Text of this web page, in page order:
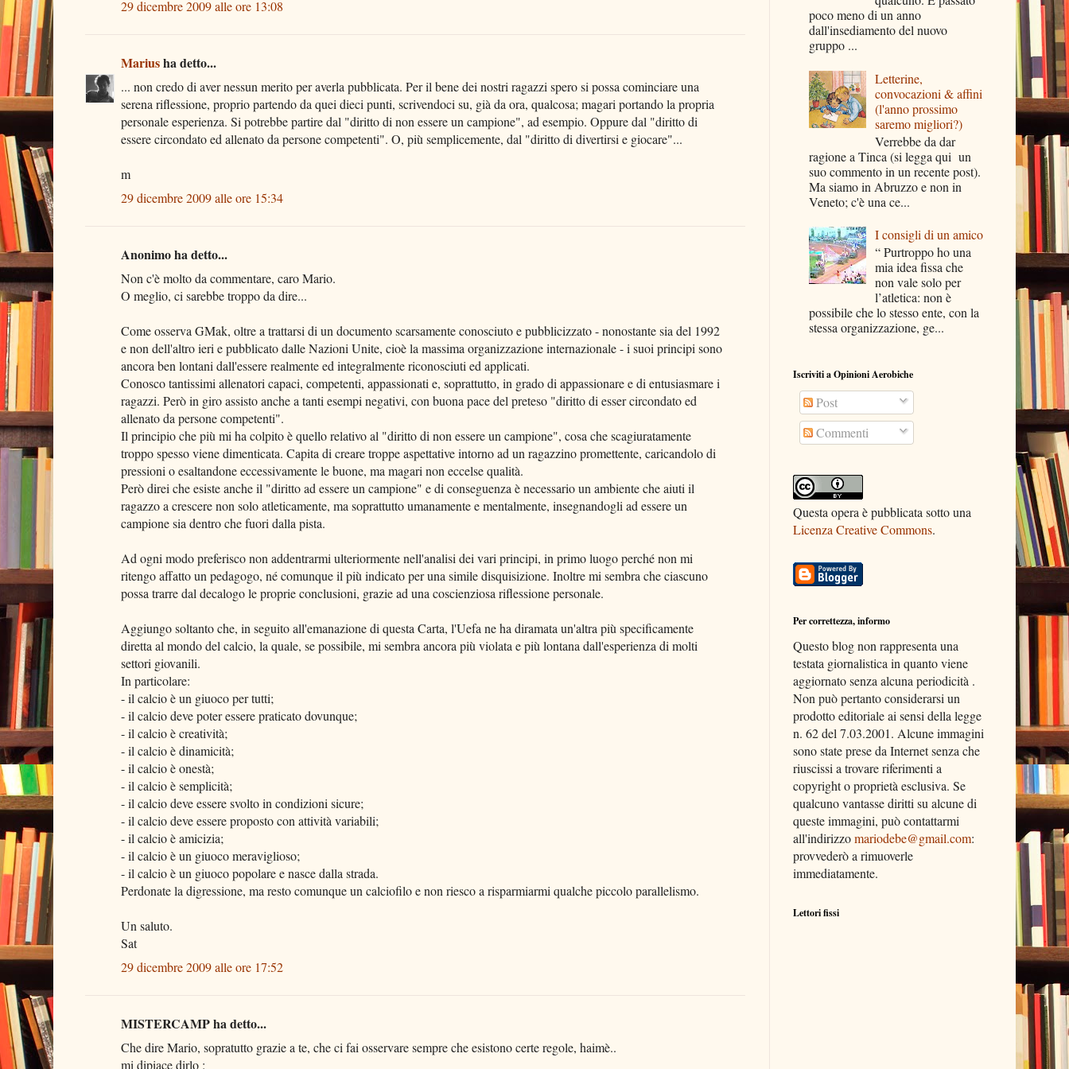
29 dicembre 2009 alle ore 13:08
Mariusha detto...
... non credo di aver nessun merito per averla pubblicata. Per il bene dei nostri ragazzi spero si possa cominciare una
serena riflessione, proprio partendo da quei dieci punti, scrivendoci su, già da ora, qualcosa; magari portando la propria
personale esperienza. Si potrebbe partire dal "diritto di non essere un campione", ad esempio. Oppure dal "diritto di
essere circondato ed allenato da persone competenti". O, più semplicemente, dal "diritto di divertirsi e giocare"...
m
29 dicembre 2009 alle ore 15:34
Anonimo ha detto...
Non c'è molto da commentare, caro Mario.
O meglio, ci sarebbe troppo da dire...
Come osserva GMak, oltre a trattarsi di un documento scarsamente conosciuto e pubblicizzato - nonostante sia del 1992
e non dell'altro ieri e pubblicato dalle Nazioni Unite, cioè la massima organizzazione internazionale - i suoi principi sono
ancora ben lontani dall'essere realmente ed integralmente riconosciuti ed applicati.
Conosco tantissimi allenatori capaci, competenti, appassionati e, soprattutto, in grado di appassionare e di entusiasmare i
ragazzi. Però in giro assisto anche a tanti esempi negativi, con buona pace del preteso "diritto di esser circondato ed
allenato da persone competenti".
Il principio che più mi ha colpito è quello relativo al "diritto di non essere un campione", cosa che scagiuratamente
troppo spesso viene dimenticata. Capita di creare troppe aspettative intorno ad un ragazzino promettente, caricandolo di
pressioni o esaltandone eccessivamente le buone, ma magari non eccelse qualità.
Però direi che esiste anche il "diritto ad essere un campione" e di conseguenza è necessario un ambiente che aiuti il
ragazzo a crescere non solo atleticamente, ma soprattutto umanamente e mentalmente, insegnandogli ad essere un
campione sia dentro che fuori dalla pista.
Ad ogni modo preferisco non addentrarmi ulteriormente nell'analisi dei vari principi, in primo luogo perché non mi
ritengo affatto un pedagogo, né comunque il più indicato per una simile disquisizione. Inoltre mi sembra che ciascuno
possa trarre dal decalogo le proprie conclusioni, grazie ad una coscienziosa riflessione personale.
Aggiungo soltanto che, in seguito all'emanazione di questa Carta, l'Uefa ne ha diramata un'altra più specificamente
diretta al mondo del calcio, la quale, se possibile, mi sembra ancora più violata e più lontana dall'esperienza di molti
settori giovanili.
In particolare:
- il calcio è un giuoco per tutti;
- il calcio deve poter essere praticato dovunque;
- il calcio è creatività;
- il calcio è dinamicità;
- il calcio è onestà;
- il calcio è semplicità;
- il calcio deve essere svolto in condizioni sicure;
- il calcio deve essere proposto con attività variabili;
- il calcio è amicizia;
- il calcio è un giuoco meraviglioso;
- il calcio è un giuoco popolare e nasce dalla strada.
Perdonate la digressione, ma resto comunque un calciofilo e non riesco a risparmiarmi qualche piccolo parallelismo.
Un saluto.
Sat
29 dicembre 2009 alle ore 17:52
MISTERCAMP ha detto...
Che dire Mario, sopratutto grazie a te, che ci fai osservare sempre che esistono certe regole, haimè..
mi dipiace dirlo :
poco meno di un anno
dall'insediamento del nuovo
gruppo ...
Letterine,
convocazioni & affini
(l'anno prossimo
saremo migliori?)
Verrebbe da dar
ragione a Tinca (si legga qui un
suo commento in un recente post).
Ma siamo in Abruzzo e non in
Veneto; c'è una ce...
I consigli di un amico
“ Purtroppo ho una
mia idea fissa che
non vale solo per
l’atletica: non è
possibile che lo stesso ente, con la
stessa organizzazione, ge...
Iscriviti a Opinioni Aerobiche
Post
Commenti
Questa opera è pubblicata sotto una
Licenza Creative Commons.
Per correttezza, informo
Questo blog non rappresenta una
testata giornalistica in quanto viene
aggiornato senza alcuna periodicità .
Non può pertanto considerarsi un
prodotto editoriale ai sensi della legge
n. 62 del 7.03.2001. Alcune immagini
sono state prese da Internet senza che
riuscissi a trovare riferimenti a
copyright o proprietà esclusiva. Se
qualcuno vantasse diritti su alcune di
queste immagini, può contattarmi
all'indirizzomariodebe@gmail.com:
provvederò a rimuoverle
immediatamente.
Lettori fissi